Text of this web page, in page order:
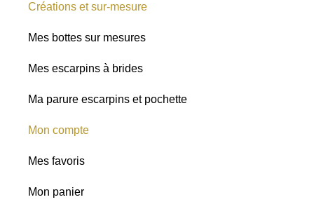
Créations et sur-mesure
Mes bottes sur mesures
Mes escarpins à brides
Ma parure escarpins et pochette
Mon compte
Mes favoris
Mon panier